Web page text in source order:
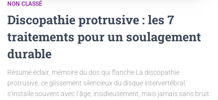
NON CLASSÉ
Discopathie protrusive : les 7
traitements pour un soulagement
durable
Résumé éclair, mémoire du dos qui flanche La discopathie
protrusive, ce glissement silencieux du disque intervertébral,
s’installe souvent avec l’âge, insidieusement, mais jamais sans bruit